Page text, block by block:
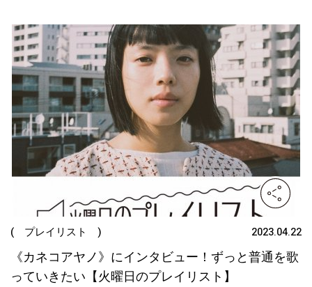
( プレイリスト ) 2023.04.22
《カネコアヤノ》にインタビュー！ずっと普通を歌
っていきたい【火曜日のプレイリスト】